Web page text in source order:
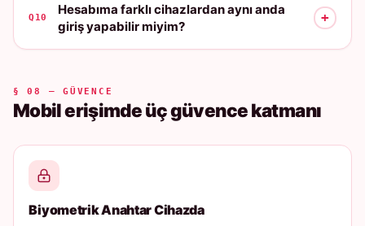
Q10
Hesabıma farklı cihazlardan aynı anda
giriş yapabilir miyim?
+
§ 08 — GÜVENCE
Mobil erişimde üç güvence katmanı
Biyometrik Anahtar Cihazda